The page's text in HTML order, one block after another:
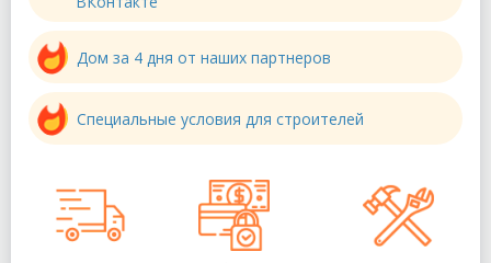
Дом за 4 дня от наших партнеров
Специальные условия для строителей